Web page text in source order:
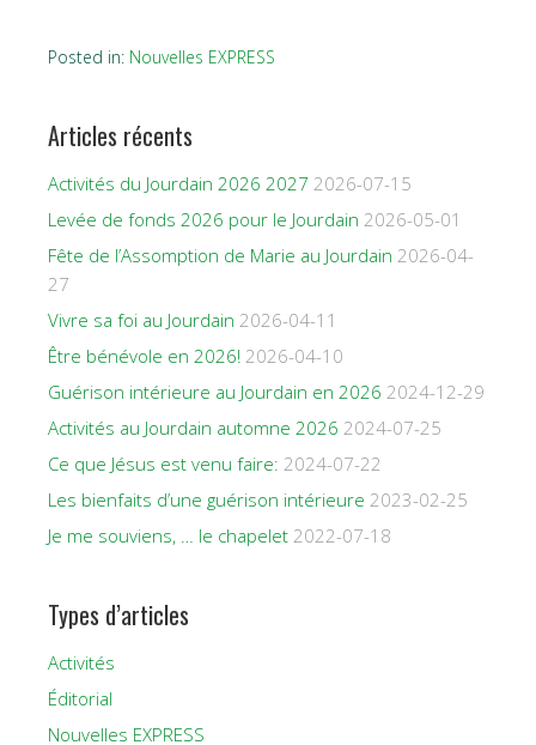
Posted in: Nouvelles EXPRESS
Articles récents
Activités du Jourdain 2026 2027 2026-07-15
Levée de fonds 2026 pour le Jourdain 2026-05-01
Fête de l’Assomption de Marie au Jourdain 2026-04-
27
Vivre sa foi au Jourdain 2026-04-11
Être bénévole en 2026! 2026-04-10
Guérison intérieure au Jourdain en 2026 2024-12-29
Activités au Jourdain automne 2026 2024-07-25
Ce que Jésus est venu faire: 2024-07-22
Les bienfaits d’une guérison intérieure 2023-02-25
Je me souviens, … le chapelet 2022-07-18
Types d’articles
Activités
Éditorial
Nouvelles EXPRESS